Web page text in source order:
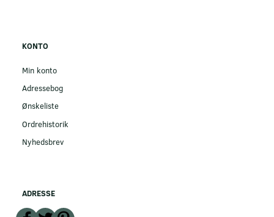
KONTO
Min konto
Adressebog
Ønskeliste
Ordrehistorik
Nyhedsbrev
ADRESSE